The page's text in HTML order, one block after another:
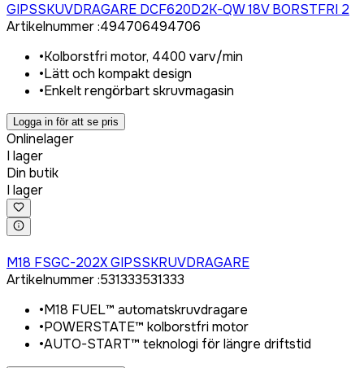
GIPSSKUVDRAGARE DCF620D2K-QW 18V BORSTFRI 2
Artikelnummer:494706494706
•Kolborstfri motor, 4400 varv/min
•Lätt och kompakt design
•Enkelt rengörbart skruvmagasin
Logga in för att se pris
Onlinelager
I lager
Din butik
I lager
M18 FSGC-202X GIPSSKRUVDRAGARE
Artikelnummer:531333531333
•M18 FUEL™ automatskruvdragare
•POWERSTATE™ kolborstfri motor
•AUTO-START™ teknologi för längre driftstid